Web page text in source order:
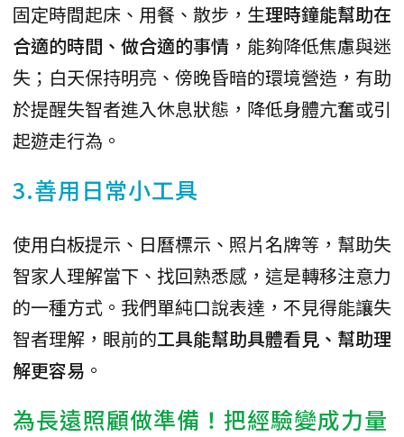
固定時間起床、用餐、散步，生理時鐘能幫助在
合適的時間、做合適的事情 ，能夠降低焦慮與迷
失；白天保持明亮、傍晚昏暗的環境營造，有助
於提醒失智者進入休息狀態，降低身體亢奮或引
起遊走行為。
3.善用日常小工具
使用白板提示、日曆標示、照片名牌等，幫助失
智家人理解當下、找回熟悉感，這是轉移注意力
的一種方式。我們單純口說表達，不見得能讓失
智者理解，眼前的工具能幫助具體看見、幫助理
解更容易 。
為長遠照顧做準備！把經驗變成力量